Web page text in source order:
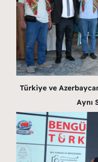
Türkiye ve
Aynı